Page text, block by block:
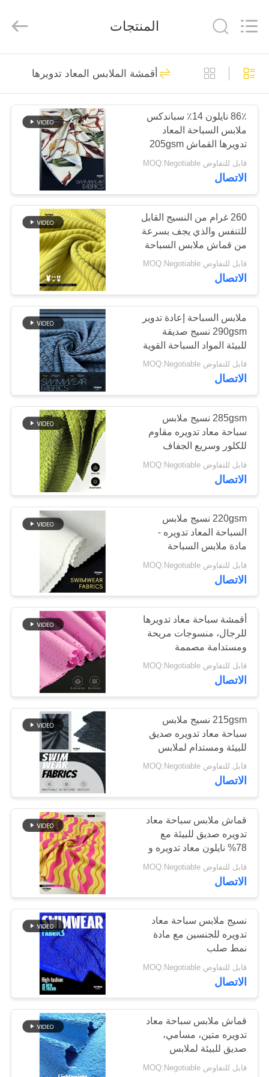
منزل،
بيت
منتجات
عرض
الواقع
الافتراضي
معلومات
جولة
المعمل
مراقبة
الجودة
اتصل
أخبار
حالات
خريطة
الموقع
PRIVACY
POLICY
TEXTILE.
أقمشة الملابس المعاد
تدويرها
313
أقمشة نايلون معاد
تدويرها
150
أقمشة بوليستر معاد
تدويره
117
أقمشة ليكرا المعاد
تدويرها
72
نسيج Repreve
64
الايكولوجية ودية
ملابس السباحة
النسيج
105
نسيج محبوك
170
نسيج ملابس اليوغا
164
المنتجات
أقمشة الملابس المعاد تدويرها
86٪ نايلون 14٪ سباندكس
ملابس السباحة المعاد
تدويرها القماش 205gsm
يونيسكس ملابس السباحة
المستدامة المواد
لمجموعات ملابس السباحة
قابل للتفاوض MOQ:Negotiable
الاتصال
260 غرام من النسيج القابل
للتنفس والذي يجف بسرعة
من قماش ملابس السباحة
المعاد تدويره لملابس
السباحة الصديقة للبيئة
قابل للتفاوض MOQ:Negotiable
الاتصال
ملابس السباحة إعادة تدوير
290gsm نسيج صديقة
للبيئة المواد السباحة القوية
لملابس السباحة الصيفية
قابل للتفاوض MOQ:Negotiable
الاتصال
285gsm نسيج ملابس
سباحة معاد تدويره مقاوم
للكلور وسريع الجفاف
للملابس المستدامة
والصديقة للبيئة
قابل للتفاوض MOQ:Negotiable
الاتصال
220gsm نسيج ملابس
السباحة المعاد تدويره -
مادة ملابس السباحة
الصديقة للبيئة والتي تجف
بسرعة وتتنفس
قابل للتفاوض MOQ:Negotiable
الاتصال
أقمشة سباحة معاد تدويرها
للرجال، منسوجات مريحة
ومستدامة مصممة
للبالغين، مادة مثالية
لصناعة ملابس السباحة
قابل للتفاوض MOQ:Negotiable
الاتصال
215gsm نسيج ملابس
سباحة معاد تدويره صديق
للبيئة ومستدام لملابس
السباحة المتينة
قابل للتفاوض MOQ:Negotiable
الاتصال
قماش ملابس سباحة معاد
تدويره صديق للبيئة مع
78% نايلون معاد تدويره و
5% فضي معدني و 17%
سباندكس
قابل للتفاوض MOQ:Negotiable
الاتصال
نسيج ملابس سباحة معاد
تدويره للجنسين مع مادة
نمط صلب
قابل للتفاوض MOQ:Negotiable
الاتصال
قماش ملابس سباحة معاد
تدويره متين، مسامي،
صديق للبيئة لملابس
السباحة المستدامة
قابل للتفاوض MOQ:Negotiable